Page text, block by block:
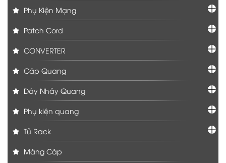
Phụ Kiện Mạng
Patch Cord
CONVERTER
Cáp Quang
Dây Nhảy Quang
Phụ kiện quang
Tủ Rack
Máng Cáp